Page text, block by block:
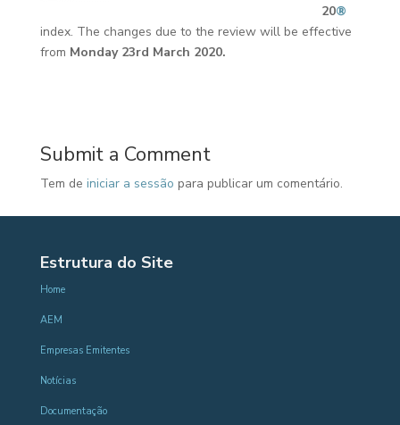
20®
index. The changes due to the review will be effective
from Monday 23rd March 2020.
Submit a Comment
Tem de iniciar a sessão para publicar um comentário.
Estrutura do Site
Home
AEM
Empresas Emitentes
Notícias
Documentação